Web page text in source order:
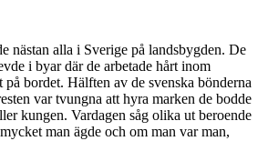
nästan alla i Sverige på landsbygden. De
i byar där de arbetade hårt inom
bordet. Hälften av de svenska bönderna
var tvungna att hyra marken de bodde
kungen. Vardagen såg olika ut beroende
man ägde och om man var man,